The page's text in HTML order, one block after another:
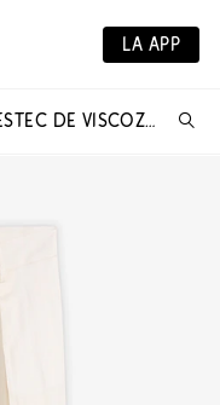
LA APP
PANTALONI CU PENSE DIN AMESTEC DE VISCOZĂ